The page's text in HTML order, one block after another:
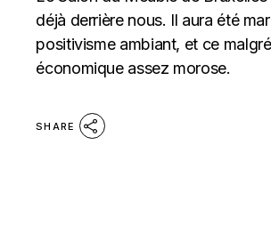
déjà derrière nous. Il aura été
positivisme ambiant, et ce
économique assez morose.
SHARE